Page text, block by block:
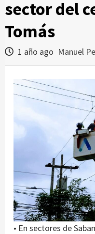
sector del
Tomás
1 año ago Manuel
• En sectores de